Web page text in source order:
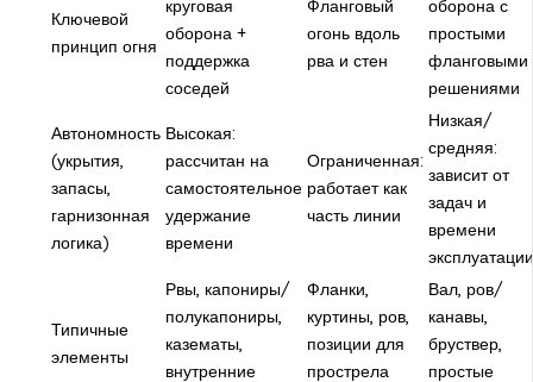
Ключевой
принцип огня
круговая
оборона +
поддержка
соседей
Фланговый
огонь вдоль
рва и стен
оборона с
простыми
фланговыми
решениями
Автономность
(укрытия,
запасы,
гарнизонная
логика)
Высокая:
рассчитан на
самостоятельное
удержание
времени
Ограниченная:
работает как
часть линии
Низкая/
средняя:
зависит от
задач и
времени
эксплуатации
Типичные
элементы
Рвы, капониры/
полукапониры,
казематы,
внутренние
Фланки,
куртины, ров,
позиции для
прострела
Вал, ров/
канавы,
бруствер,
простые